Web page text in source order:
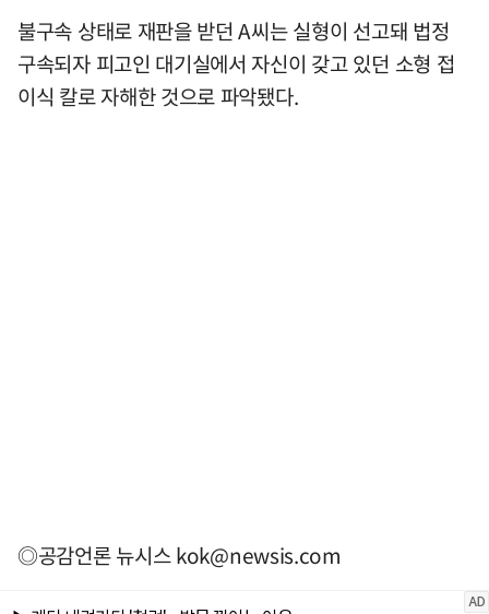
불구속 상태로 재판을 받던 A씨는 실형이 선고돼 법정
구속되자 피고인 대기실에서 자신이 갖고 있던 소형 접
이식 칼로 자해한 것으로 파악됐다.
◎공감언론 뉴시스kok@newsis.com